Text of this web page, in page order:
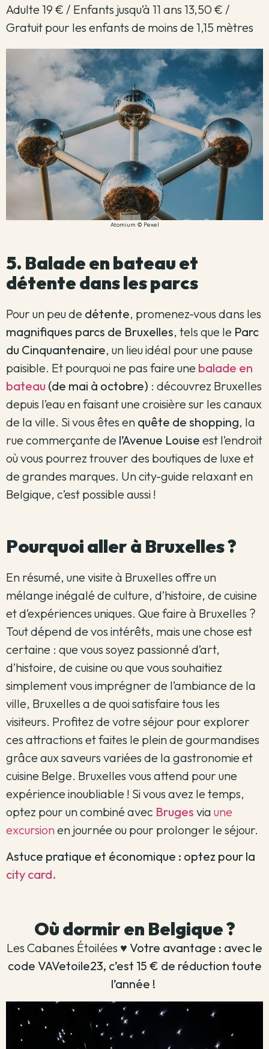
Adulte 19 € / Enfants jusqu’à 11 ans 13,50 € /
Gratuit pour les enfants de moins de 1,15 mètres
Atomium © Pexel
5. Balade en bateau et
détente dans les parcs
Pour un peu de détente, promenez-vous dans les
magnifiques parcs de Bruxelles, tels que le Parc
du Cinquantenaire, un lieu idéal pour une pause
paisible. Et pourquoi ne pas faire une balade en
bateau (de mai à octobre) : découvrez Bruxelles
depuis l’eau en faisant une croisière sur les canaux
de la ville. Si vous êtes en quête de shopping, la
rue commerçante de l’Avenue Louise est l’endroit
où vous pourrez trouver des boutiques de luxe et
de grandes marques. Un city-guide relaxant en
Belgique, c’est possible aussi !
Pourquoi aller à Bruxelles ?
En résumé, une visite à Bruxelles offre un
mélange inégalé de culture, d’histoire, de cuisine
et d’expériences uniques. Que faire à Bruxelles ?
Tout dépend de vos intérêts, mais une chose est
certaine : que vous soyez passionné d’art,
d’histoire, de cuisine ou que vous souhaitiez
simplement vous imprégner de l’ambiance de la
ville, Bruxelles a de quoi satisfaire tous les
visiteurs. Profitez de votre séjour pour explorer
ces attractions et faites le plein de gourmandises
grâce aux saveurs variées de la gastronomie et
cuisine Belge. Bruxelles vous attend pour une
expérience inoubliable ! Si vous avez le temps,
optez pour un combiné avec Bruges via une
excursionen journée ou pour prolonger le séjour.
Astuce pratique et économique : optez pour la
city card.
Où dormir en Belgique ?
Les Cabanes Étoilées ♥️ Votre avantage : avec le
code VAVetoile23, c’est 15 € de réduction toute
l’année !